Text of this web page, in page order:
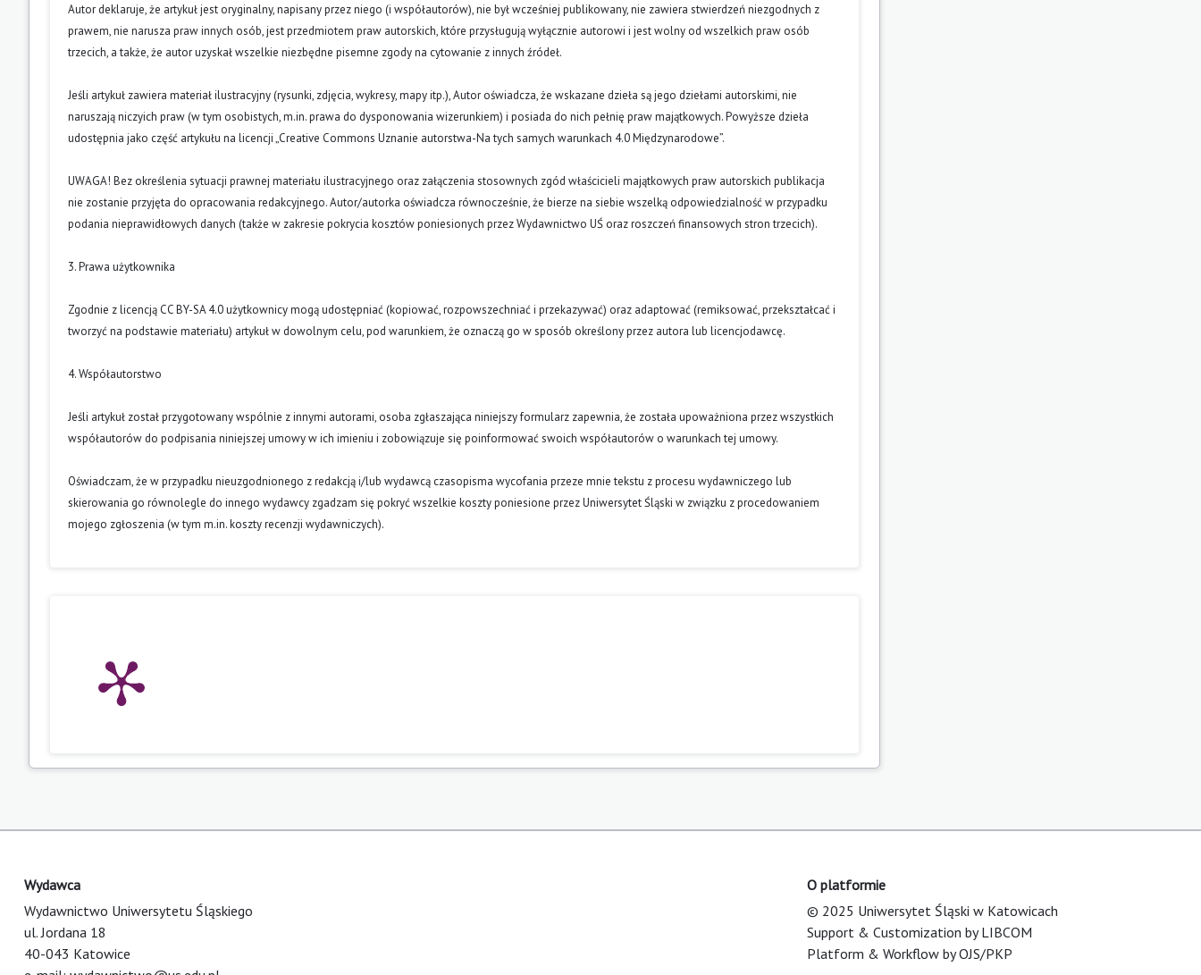
Autor deklaruje, że artykuł jest oryginalny, napisany przez niego (i współautorów), nie był wcześniej publikowany, nie zawiera stwierdzeń niezgodnych z
prawem, nie narusza praw innych osób, jest przedmiotem praw autorskich, które przysługują wyłącznie autorowi i jest wolny od wszelkich praw osób
trzecich, a także, że autor uzyskał wszelkie niezbędne pisemne zgody na cytowanie z innych źródeł.
Jeśli artykuł zawiera materiał ilustracyjny (rysunki, zdjęcia, wykresy, mapy itp.), Autor oświadcza, że wskazane dzieła są jego dziełami autorskimi, nie
naruszają niczyich praw (w tym osobistych, m.in. prawa do dysponowania wizerunkiem) i posiada do nich pełnię praw majątkowych. Powyższe dzieła
udostępnia jako część artykułu na licencji „Creative Commons Uznanie autorstwa-Na tych samych warunkach 4.0 Międzynarodowe”.
UWAGA! Bez określenia sytuacji prawnej materiału ilustracyjnego oraz załączenia stosownych zgód właścicieli majątkowych praw autorskich publikacja
nie zostanie przyjęta do opracowania redakcyjnego. Autor/autorka oświadcza równocześnie, że bierze na siebie wszelką odpowiedzialność w przypadku
podania nieprawidłowych danych (także w zakresie pokrycia kosztów poniesionych przez Wydawnictwo UŚ oraz roszczeń finansowych stron trzecich).
3. Prawa użytkownika
Zgodnie z licencją CC BY-SA 4.0 użytkownicy mogą udostępniać (kopiować, rozpowszechniać i przekazywać) oraz adaptować (remiksować, przekształcać i
tworzyć na podstawie materiału) artykuł w dowolnym celu, pod warunkiem, że oznaczą go w sposób określony przez autora lub licencjodawcę.
4. Współautorstwo
Jeśli artykuł został przygotowany wspólnie z innymi autorami, osoba zgłaszająca niniejszy formularz zapewnia, że została upoważniona przez wszystkich
współautorów do podpisania niniejszej umowy w ich imieniu i zobowiązuje się poinformować swoich współautorów o warunkach tej umowy.
Oświadczam, że w przypadku nieuzgodnionego z redakcją i/lub wydawcą czasopisma wycofania przeze mnie tekstu z procesu wydawniczego lub
skierowania go równolegle do innego wydawcy zgadzam się pokryć wszelkie koszty poniesione przez Uniwersytet Śląski w związku z procedowaniem
mojego zgłoszenia (w tym m.in. koszty recenzji wydawniczych).
Wydawca
Wydawnictwo Uniwersytetu Śląskiego
ul. Jordana 18
40-043 Katowice
O platformie
© 2025 Uniwersytet Śląski w Katowicach
Support & Customization by LIBCOM
Platform & Workflow by OJS/PKP